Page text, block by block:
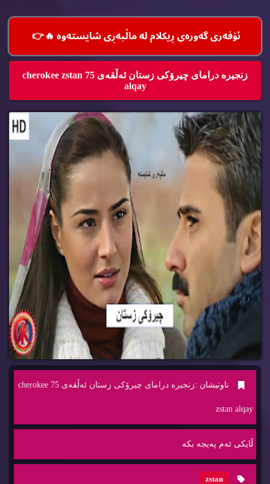
ئۆفه‌ری گه‌وره‌ی ڕیكلام له‌ ماڵپه‌ڕی شایسته‌وه‌ 🔥👉
زنجیره‌ درامای چیرۆكی زستان ئه‌ڵقه‌ی 75 cherokee zstan
alqay
ناونیشان : زنجیره‌ درامای چیرۆكی زستان ئه‌ڵقه‌ی 75 cherokee
zstan alqay
ڵایكی ئه‌م په‌یجه‌ بكه‌
zstan